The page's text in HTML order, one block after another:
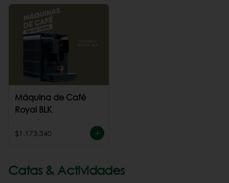
Máquina de Café
Royal BLK
$1.173.340
Catas & Actividades